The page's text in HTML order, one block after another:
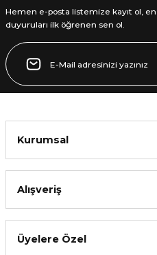
Hemen e-posta listemize kayıt ol,
duyuruları ilk öğrenen sen ol.
Kurumsal
Alışveriş
Üyelere Özel